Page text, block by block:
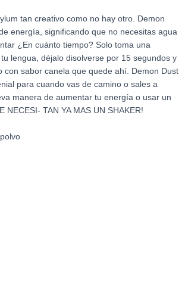
tan creativo como no hay otro. Demon
energía, significando que no necesitas agua
¿En cuánto tiempo? Solo toma una
lengua, déjalo disolverse por 15 segundos y
con sabor canela que quede ahí. Demon Dust
para cuando vas de camino o sales a
manera de aumentar tu energía o usar un
TAN YA MAS UN SHAKER!